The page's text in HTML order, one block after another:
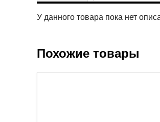
У данного товара пока нет
Похожие товары